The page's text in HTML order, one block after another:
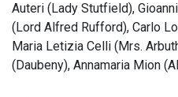
Auteri (Lady Stutfield),
(Lord Alfred Rufford), Carlo
Maria Letizia Celli (Mrs.
(Daubeny), Annamaria Mion